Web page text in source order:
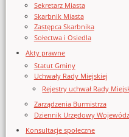
Sekretarz Miasta
Skarbnik Miasta
Zastępca Skarbnika
Sołectwa i Osiedla
Akty prawne
Statut Gminy
Uchwały Rady Miejskiej
Rejestry uchwał Rady
Zarządzenia Burmistrza
Dziennik Urzędowy
Konsultacje społeczne